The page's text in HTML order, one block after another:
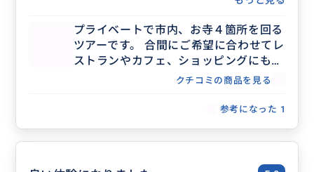
プライベートで市内、お寺４箇所を回る
ツアーです。 合間にご希望に合わせてレ
ストランやカフェ、ショッピングにも回
ることが可能です。 詳細はお客様とご相
クチコミの商品を見る
参考になった 1